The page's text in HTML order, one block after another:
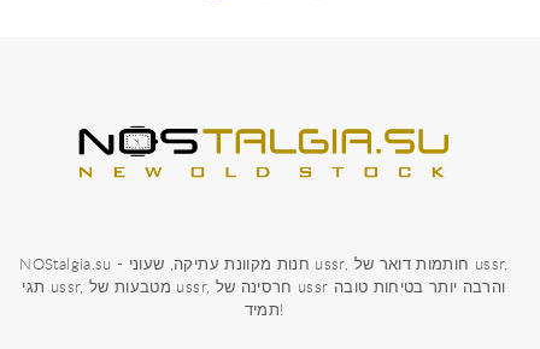
NOStalgia.su - חנות מקוונת עתיקה, שעוני ussr, חותמות דואר של ussr,
תגי ussr, מטבעות של ussr, חרסינה של ussr והרבה יותר בטיחות טובה
תמיד!